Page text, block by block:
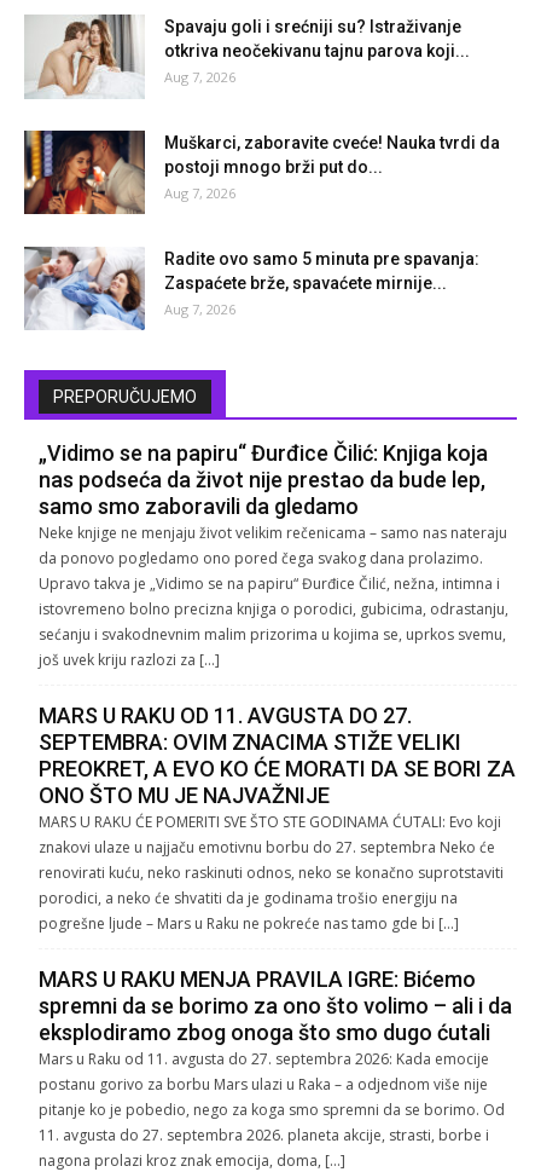
Spavaju goli i srećniji su? Istraživanje
otkriva neočekivanu tajnu parova koji...
Aug 7, 2026
Muškarci, zaboravite cveće! Nauka tvrdi da
postoji mnogo brži put do...
Aug 7, 2026
Radite ovo samo 5 minuta pre spavanja:
Zaspaćete brže, spavaćete mirnije...
Aug 7, 2026
PREPORUČUJEMO
„Vidimo se na papiru“ Đurđice Čilić: Knjiga koja
nas podseća da život nije prestao da bude lep,
samo smo zaboravili da gledamo
Neke knjige ne menjaju život velikim rečenicama – samo nas nateraju
da ponovo pogledamo ono pored čega svakog dana prolazimo.
Upravo takva je „Vidimo se na papiru“ Đurđice Čilić, nežna, intimna i
istovremeno bolno precizna knjiga o porodici, gubicima, odrastanju,
sećanju i svakodnevnim malim prizorima u kojima se, uprkos svemu,
još uvek kriju razlozi za […]
MARS U RAKU OD 11. AVGUSTA DO 27.
SEPTEMBRA: OVIM ZNACIMA STIŽE VELIKI
PREOKRET, A EVO KO ĆE MORATI DA SE BORI ZA
ONO ŠTO MU JE NAJVAŽNIJE
MARS U RAKU ĆE POMERITI SVE ŠTO STE GODINAMA ĆUTALI: Evo koji
znakovi ulaze u najjaču emotivnu borbu do 27. septembra Neko će
renovirati kuću, neko raskinuti odnos, neko se konačno suprotstaviti
porodici, a neko će shvatiti da je godinama trošio energiju na
pogrešne ljude – Mars u Raku ne pokreće nas tamo gde bi […]
MARS U RAKU MENJA PRAVILA IGRE: Bićemo
spremni da se borimo za ono što volimo – ali i da
eksplodiramo zbog onoga što smo dugo ćutali
Mars u Raku od 11. avgusta do 27. septembra 2026: Kada emocije
postanu gorivo za borbu Mars ulazi u Raka – a odjednom više nije
pitanje ko je pobedio, nego za koga smo spremni da se borimo. Od
11. avgusta do 27. septembra 2026. planeta akcije, strasti, borbe i
nagona prolazi kroz znak emocija, doma, […]